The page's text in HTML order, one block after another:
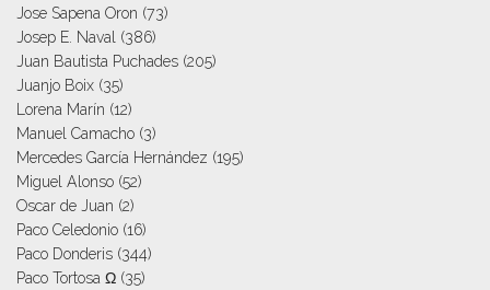
Jose Sapena Oron (73)
Josep E. Naval (386)
Juan Bautista Puchades (205)
Juanjo Boix (35)
Lorena Marín (12)
Manuel Camacho (3)
Mercedes García Hernández (195)
Miguel Alonso (52)
Oscar de Juan (2)
Paco Celedonio (16)
Paco Donderis (344)
Paco Tortosa Ω (35)